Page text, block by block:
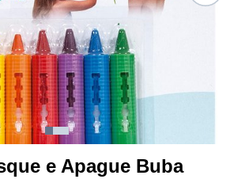
e Apague Buba